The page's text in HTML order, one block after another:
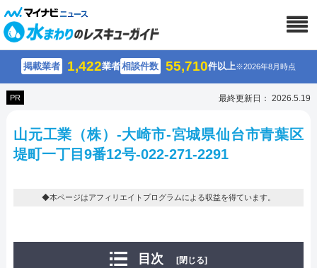
掲載業者 1,422業者相談件数 55,710件以上※2026年8月時点
PR 最終更新日： 2026.5.19
山元工業（株）-大崎市-宮城県仙台市青葉区
堤町一丁目9番12号-022-271-2291
◆本ページはアフィリエイトプログラムによる収益を得ています。
目次 [閉じる]